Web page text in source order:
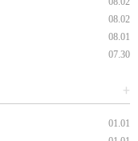
08.02
08.01
07.30
+
01.01